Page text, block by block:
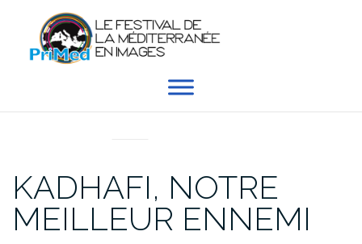
contenu
KADHAFI, NOTRE
MEILLEUR ENNEMI